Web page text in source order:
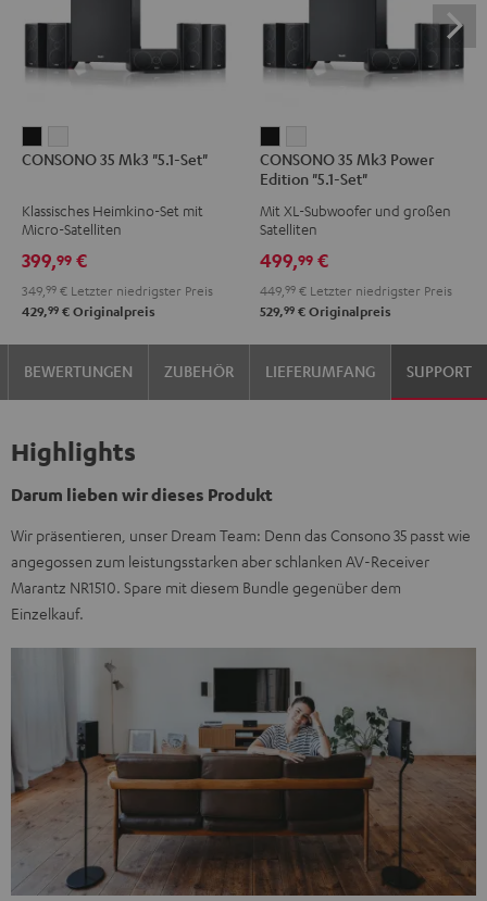
35
"5.1-
Schwarz
35
"5.1-
Weiß
CONSONO 35 Mk3 "5.1-Set"
Klassisches Heimkino-Set mit
Micro-Satelliten
399,99 €
349, 99 € Letzter niedrigster Preis
429,99 € Originalpreis
35
Mk3
Power
"5.1-
Set"
Schwarz
35
Mk3
Power
"5.1-
Set"
Weiß
CONSONO 35 Mk3 Power
Edition "5.1-Set"
Mit XL-Subwoofer und großen
Satelliten
499,99 €
449, 99 € Letzter niedrigster Preis
529,99 € Originalpreis
BEWERTUNGEN ZUBEHÖR LIEFERUMFANG SUPPORT
Highlights
Darum lieben wir dieses Produkt
Wir präsentieren, unser Dream Team: Denn das Consono 35 passt wie
angegossen zum leistungsstarken aber schlanken AV-Receiver
Marantz NR1510. Spare mit diesem Bundle gegenüber dem
Einzelkauf.